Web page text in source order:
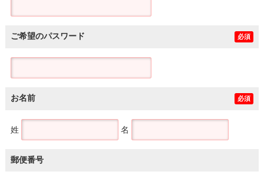
ご希望のパスワード 必須
お名前 必須
姓 名
郵便番号